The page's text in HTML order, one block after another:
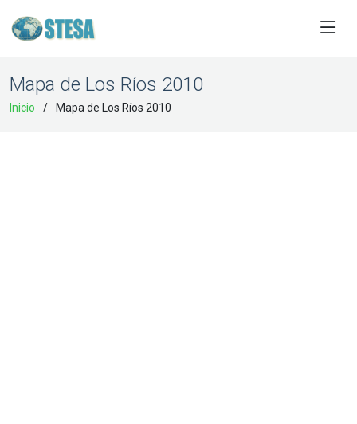
Mapa de Los Ríos 2010
Inicio Mapa de Los Ríos 2010